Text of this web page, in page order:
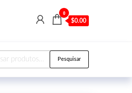
0
$0.00
Pesquisar